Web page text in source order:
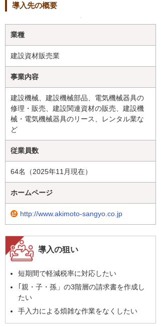
導入先の概要
業種
建設資材販売業
事業内容
建設機械、建設機械部品、電気機械器具の
修理・販売、建設関連資材の販売、建設機
械・電気機械器具のリース、レンタル業な
ど
従業員数
64名（2025年11月現在）
ホームページ
http://www.akimoto-sangyo.co.jp
導入の狙い
短期間で軽減税率に対応したい
｢親・子・孫」の3階層の請求書を作成し
たい
手入力による煩雑な作業をなくしたい